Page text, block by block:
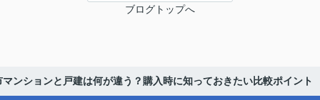
ブログトップへ
マンションと戸建は何が違う？購入時に知っておきたい比較ポイント